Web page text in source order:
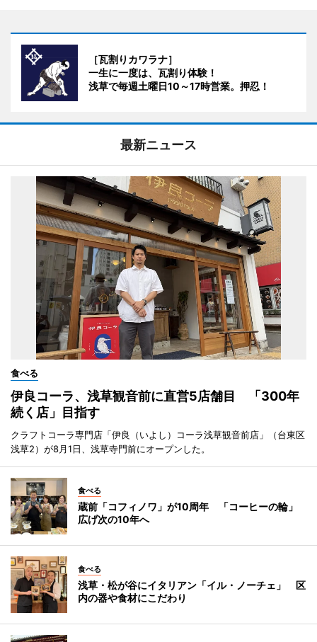
［瓦割りカワラナ］
一生に一度は、瓦割り体験！
浅草で毎週土曜日10～17時営業。押忍！
最新ニュース
食べる
伊良コーラ、浅草観音前に直営5店舗目 「300年
続く店」目指す
クラフトコーラ専門店「伊良（いよし）コーラ浅草観音前店」（台東区
浅草2）が8月1日、浅草寺門前にオープンした。
食べる
蔵前「コフィノワ」が10周年 「コーヒーの輪」
広げ次の10年へ
食べる
浅草・松が谷にイタリアン「イル・ノーチェ」 区
内の器や食材にこだわり